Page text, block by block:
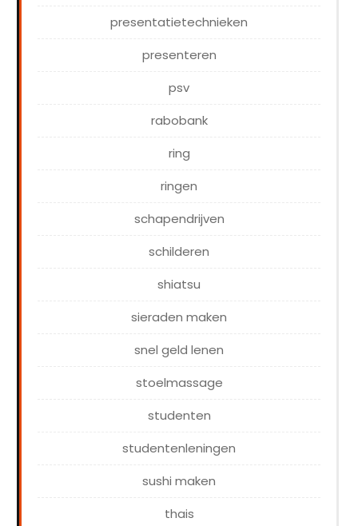
presentatietechnieken
presenteren
psv
rabobank
ring
ringen
schapendrijven
schilderen
shiatsu
sieraden maken
snel geld lenen
stoelmassage
studenten
studentenleningen
sushi maken
thais